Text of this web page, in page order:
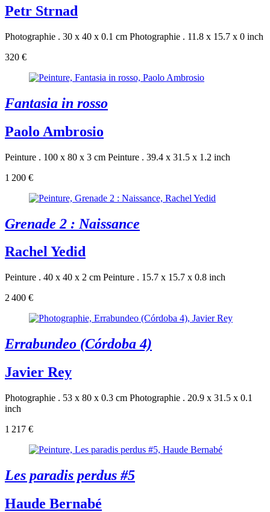
Petr Strnad
Photographie . 30 x 40 x 0.1 cm Photographie . 11.8 x 15.7 x 0 inch
320 €
Fantasia in rosso
Paolo Ambrosio
Peinture . 100 x 80 x 3 cm Peinture . 39.4 x 31.5 x 1.2 inch
1 200 €
Grenade 2 : Naissance
Rachel Yedid
Peinture . 40 x 40 x 2 cm Peinture . 15.7 x 15.7 x 0.8 inch
2 400 €
Errabundeo (Córdoba 4)
Javier Rey
Photographie . 53 x 80 x 0.3 cm Photographie . 20.9 x 31.5 x 0.1
inch
1 217 €
Les paradis perdus #5
Haude Bernabé